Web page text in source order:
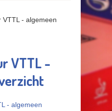
VTTL - algemeen
VTTL -
- algemeen